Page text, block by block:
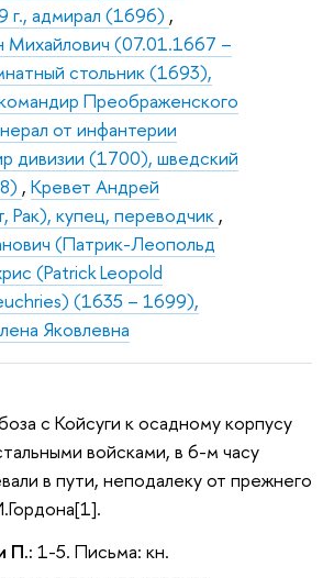
г., адмирал (1696) ,
Михайлович (07.01.1667 –
стольник (1693),
Преображенского
от инфантерии
дивизии (1700), шведский
, Кревет Андрей
купец, переводчик ,
(Патрик-Леопольд
(Patrick Leopold
(1635 – 1699),
Яковлевна
с Койсуги к осадному корпусу
войсками, в 6-м часу
в пути, неподалеку от прежнего
П.: 1-5. Письма: кн.